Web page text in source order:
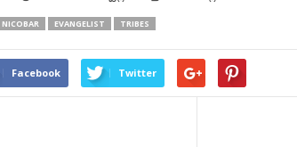
EVANGELIST TRIBES
Facebook Twitter